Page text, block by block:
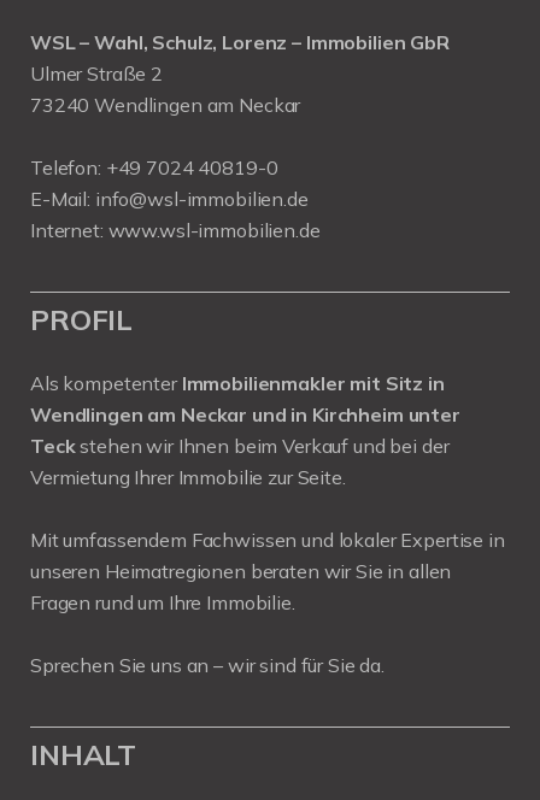
WSL – Wahl, Schulz, Lorenz – Immobilien GbR
Ulmer Straße 2
73240 Wendlingen am Neckar
Telefon: +49 7024 40819-0
E-Mail: info@wsl-immobilien.de
Internet: www.wsl-immobilien.de
PROFIL
Als kompetenter Immobilienmakler mit Sitz in
Wendlingen am Neckar und in Kirchheim unter
Teckstehen wir Ihnen beim Verkauf und bei der
Vermietung Ihrer Immobilie zur Seite.
Mit umfassendem Fachwissen und lokaler Expertise in
unseren Heimatregionen beraten wir Sie in allen
Fragen rund um Ihre Immobilie.
Sprechen Sie uns an – wir sind für Sie da.
INHALT